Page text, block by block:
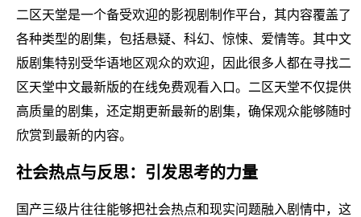
二区天堂是一个备受欢迎的影视剧制作平台，其内容覆盖了
各种类型的剧集，包括悬疑、科幻、惊悚、爱情等。其中文
版剧集特别受华语地区观众的欢迎，因此很多人都在寻找二
区天堂中文最新版的在线免费观看入口。二区天堂不仅提供
高质量的剧集，还定期更新最新的剧集，确保观众能够随时
欣赏到最新的内容。
社会热点与反思：引发思考的力量
国产三级片往往能够把社会热点和现实问题融入剧情中，这